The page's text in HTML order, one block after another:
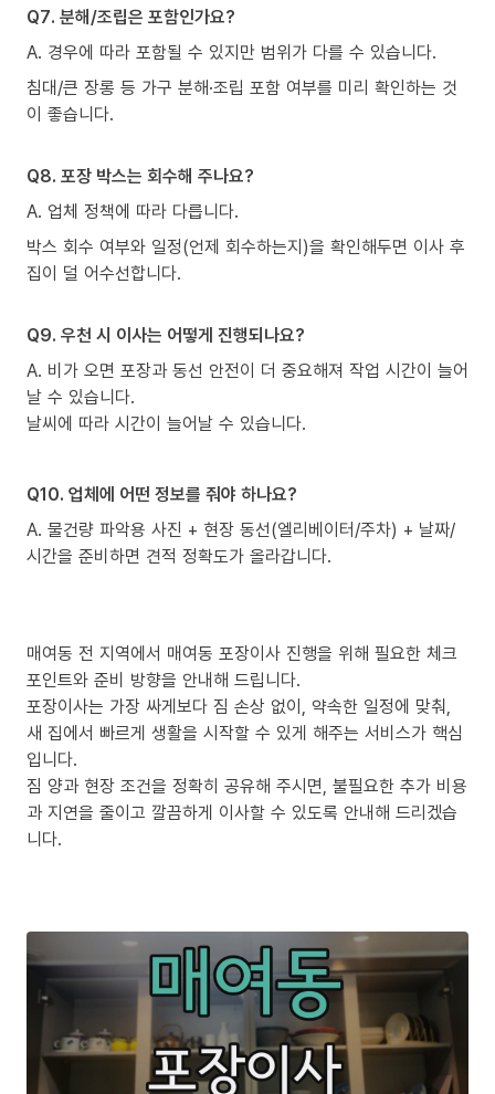
Q7. 분해/조립은 포함인가요?
A. 경우에 따라 포함될 수 있지만 범위가 다를 수 있습니다.
침대/큰 장롱 등 가구 분해·조립 포함 여부를 미리 확인하는 것
이 좋습니다.
Q8. 포장 박스는 회수해 주나요?
A. 업체 정책에 따라 다릅니다.
박스 회수 여부와 일정(언제 회수하는지)을 확인해두면 이사 후
집이 덜 어수선합니다.
Q9. 우천 시 이사는 어떻게 진행되나요?
A. 비가 오면 포장과 동선 안전이 더 중요해져 작업 시간이 늘어
날 수 있습니다.
날씨에 따라 시간이 늘어날 수 있습니다.
Q10. 업체에 어떤 정보를 줘야 하나요?
A. 물건량 파악용 사진 + 현장 동선(엘리베이터/주차) + 날짜/
시간을 준비하면 견적 정확도가 올라갑니다.
매여동 전 지역에서 매여동 포장이사 진행을 위해 필요한 체크
포인트와 준비 방향을 안내해 드립니다.
포장이사는 가장 싸게보다 짐 손상 없이, 약속한 일정에 맞춰,
새 집에서 빠르게 생활을 시작할 수 있게 해주는 서비스가 핵심
입니다.
짐 양과 현장 조건을 정확히 공유해 주시면, 불필요한 추가 비용
과 지연을 줄이고 깔끔하게 이사할 수 있도록 안내해 드리겠습
니다.